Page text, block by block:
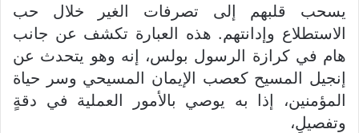
يسحب قلبهم إلى تصرفات الغير خلال حب
الاستطلاع وإدانتهم. هذه العبارة تكشف عن جانب
هام في كرازة الرسول بولس، إنه وهو يتحدث عن
إنجيل المسيح كعصب الإيمان المسيحي وسر حياة
المؤمنين، إذا به يوصي بالأمور العملية في دقةٍ
وتفصيلٍ،